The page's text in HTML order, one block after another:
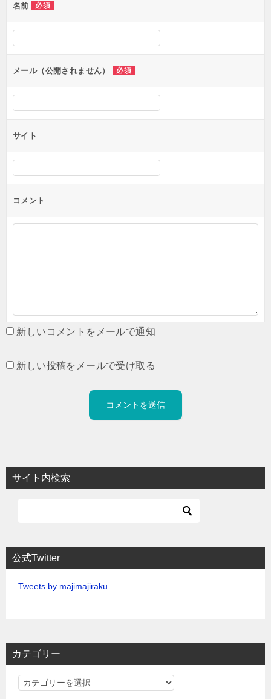
ー
シ
ョ
ン
名前 必須
メール（公開されません） 必須
サイト
コメント
新しいコメントをメールで通知
新しい投稿をメールで受け取る
サイト内検索
公式Twitter
Tweets by majimajiraku
カテゴリー
カ